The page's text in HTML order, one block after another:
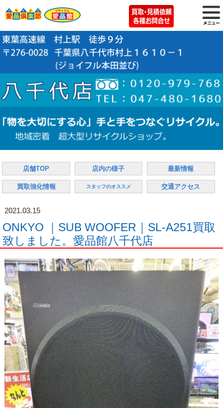
店舗TOP 店内の様子 最新情報
買取強化情報 スタッフのオススメ 交通アクセス
2021.03.15
ONKYO ｜SUB WOOFER｜SL-A251買取
致しました。愛品館八千代店